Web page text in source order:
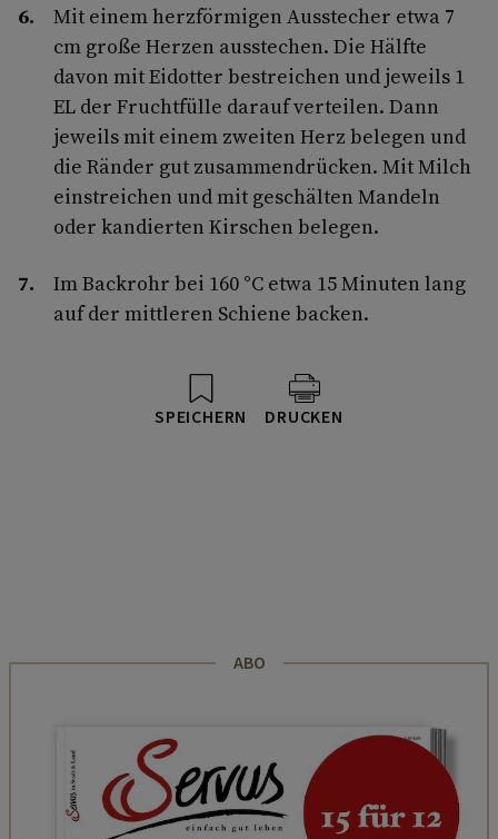
Mit einem herzförmigen Ausstecher etwa 7
cm große Herzen ausstechen. Die Hälfte
davon mit Eidotter bestreichen und jeweils 1
EL der Fruchtfülle darauf verteilen. Dann
jeweils mit einem zweiten Herz belegen und
die Ränder gut zusammendrücken. Mit Milch
einstreichen und mit geschälten Mandeln
oder kandierten Kirschen belegen.
Im Backrohr bei 160 °C etwa 15 Minuten lang
auf der mittleren Schiene backen.
SPEICHERN DRUCKEN
ABO